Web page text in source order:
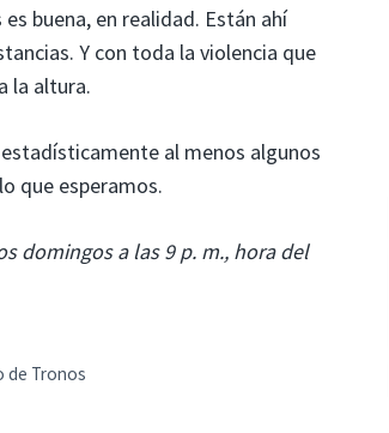
buena, en realidad. Están ahí
Y con toda la violencia que
la altura.
al menos algunos
que esperamos.
domingos a las 9 p. m., hora del
de Tronos